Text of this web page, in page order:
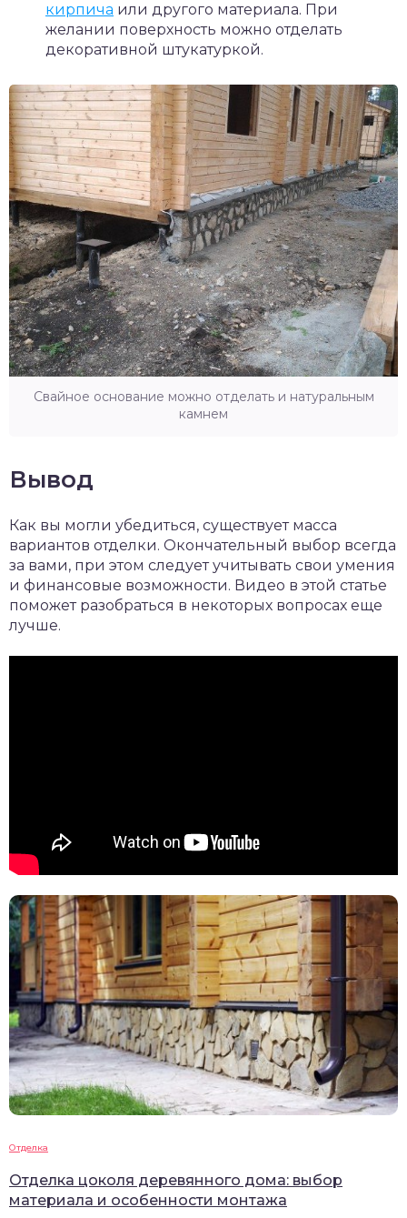
кирпича или другого материала. При
желании поверхность можно отделать
декоративной штукатуркой.
Свайное основание можно отделать и натуральным
камнем
Вывод
Как вы могли убедиться, существует масса
вариантов отделки. Окончательный выбор всегда
за вами, при этом следует учитывать свои умения
и финансовые возможности. Видео в этой статье
поможет разобраться в некоторых вопросах еще
лучше.
Отделка
Отделка цоколя деревянного дома: выбор
материала и особенности монтажа